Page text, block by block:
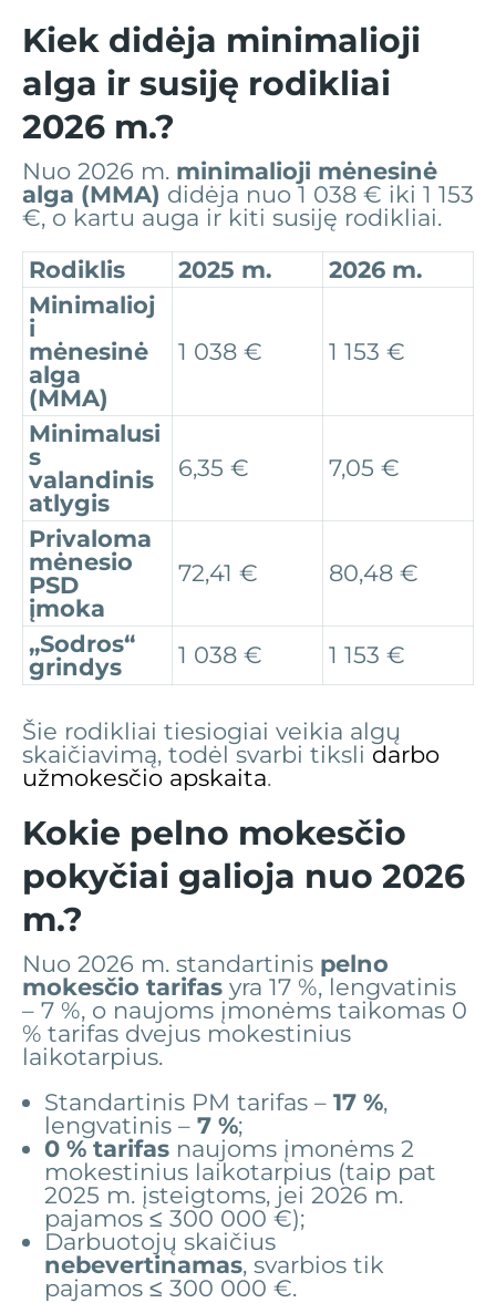
Kiek didėja minimalioji
alga ir susiję rodikliai
2026 m.?
Nuo 2026 m. minimalioji mėnesinė
alga (MMA) didėja nuo 1 038 € iki 1 153
€, o kartu auga ir kiti susiję rodikliai.
Rodiklis
2025 m.
2026 m.
Minimalioj
i
mėnesinė
alga
(MMA)
1 038 € 1 153 €
Minimalusi
s
valandinis
atlygis
6,35 € 7,05 €
Privaloma
mėnesio
PSD
įmoka
72,41 € 80,48 €
„Sodros“
grindys
1 038 € 1 153 €
Šie rodikliai tiesiogiai veikia algų
skaičiavimą, todėl svarbi tiksli darbo
užmokesčio apskaita.
Kokie pelno mokesčio
pokyčiai galioja nuo 2026
m.?
Nuo 2026 m. standartinis pelno
mokesčio tarifas yra 17 %, lengvatinis
– 7 %, o naujoms įmonėms taikomas 0
% tarifas dvejus mokestinius
laikotarpius.
Standartinis PM tarifas – 17 %,
lengvatinis – 7 %;
0 % tarifas naujoms įmonėms 2
mokestinius laikotarpius (taip pat
2025 m. įsteigtoms, jei 2026 m.
pajamos ≤ 300 000 €);
Darbuotojų skaičius
nebevertinamas, svarbios tik
pajamos ≤ 300 000 €.